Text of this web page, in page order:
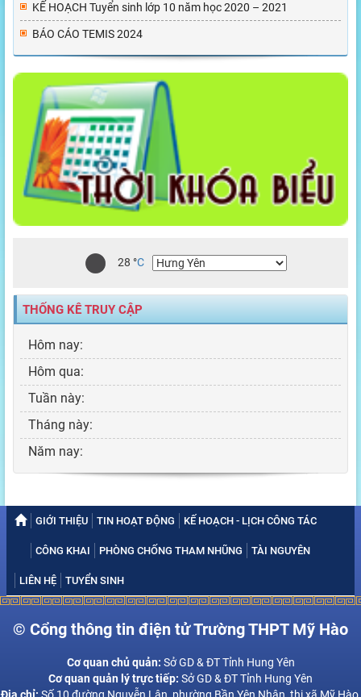
KẾ HOẠCH Tuyển sinh lớp 10 năm học 2020 – 2021
BÁO CÁO TEMIS 2024
28 °C
THỐNG KÊ TRUY CẬP
Hôm nay:
Hôm qua:
Tuần này:
Tháng này:
Năm nay:
GIỚI THIỆU TIN HOẠT ĐỘNG KẾ HOẠCH - LỊCH CÔNG TÁC
CÔNG KHAI PHÒNG CHỐNG THAM NHŨNG TÀI NGUYÊN
LIÊN HỆ TUYỂN SINH
© Cổng thông tin điện tử Trường THPT Mỹ Hào
Cơ quan chủ quản: Sở GD & ĐT Tỉnh Hung Yên
Cơ quan quản lý trực tiếp: Sở GD & ĐT Tỉnh Hung Yên